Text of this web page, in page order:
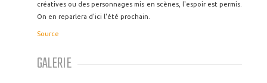
créatives ou des personnages mis en scènes, l'espoir est permis.
On en reparlera d'ici l'été prochain.
Source
GALERIE